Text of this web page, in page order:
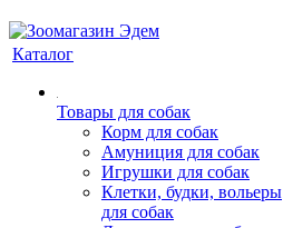
Каталог
Товары для собак
Корм для собак
Амуниция для собак
Игрушки для собак
Клетки, будки, вольеры
для собак